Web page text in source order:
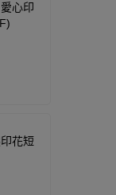
心印
花短